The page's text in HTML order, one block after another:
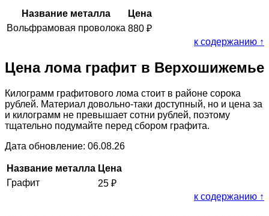
Название металла
Цена
Вольфрамовая проволока 880 ₽
к содержанию ↑
Цена лома графит в Верхошижемье
Килограмм графитового лома стоит в районе сорока
рублей. Материал довольно-таки доступный, но и цена за
и килограмм не превышает сотни рублей, поэтому
тщательно подумайте перед сбором графита.
Дата обновление: 06.08.26
Название металла Цена
Графит
25 ₽
к содержанию ↑